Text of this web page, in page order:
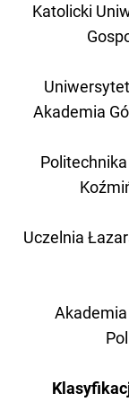
Katolicki
Akademia
Uczelnia